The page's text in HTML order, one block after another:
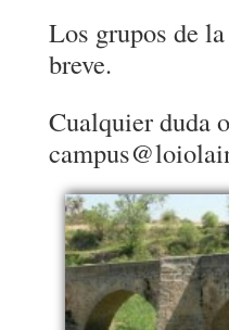
Los grupos de
breve.
Cualquier duda